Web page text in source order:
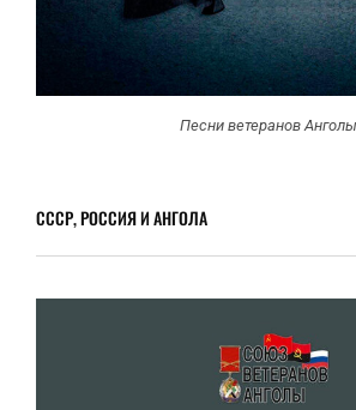
Песни ветеранов Анголы
СССР, РОССИЯ И АНГОЛА